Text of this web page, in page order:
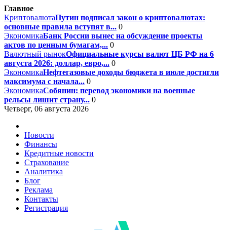
Главное
КриптовалютаПутин подписал закон о криптовалютах:
основные правила вступят в... 0
ЭкономикаБанк России вынес на обсуждение проекты
актов по ценным бумагам,... 0
Валютный рынокОфициальные курсы валют ЦБ РФ на 6
августа 2026: доллар, евро,... 0
ЭкономикаНефтегазовые доходы бюджета в июле достигли
максимума с начала... 0
ЭкономикаСобянин: перевод экономики на военные
рельсы лишит страну... 0
Четверг, 06 августа 2026
Новости
Финансы
Кредитные новости
Страхование
Аналитика
Блог
Реклама
Контакты
Регистрация